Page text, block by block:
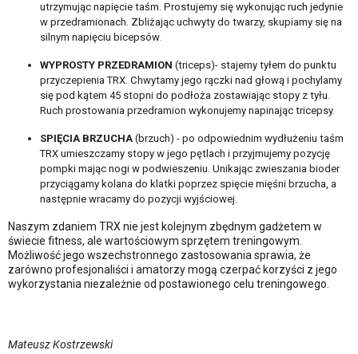
utrzymując napięcie taśm. Prostujemy się wykonując ruch jedynie
w przedramionach. Zbliżając uchwyty do twarzy, skupiamy się na
silnym napięciu bicepsów.
WYPROSTY PRZEDRAMION (triceps)- stajemy tyłem do punktu
przyczepienia TRX. Chwytamy jego rączki nad głową i pochylamy
się pod kątem 45 stopni do podłoża zostawiając stopy z tyłu.
Ruch prostowania przedramion wykonujemy napinając tricepsy.
SPIĘCIA BRZUCHA (brzuch) - po odpowiednim wydłużeniu taśm
TRX umieszczamy stopy w jego pętlach i przyjmujemy pozycję
pompki mając nogi w podwieszeniu. Unikając zwieszania bioder
przyciągamy kolana do klatki poprzez spięcie mięśni brzucha, a
następnie wracamy do pozycji wyjściowej.
Naszym zdaniem TRX nie jest kolejnym zbędnym gadżetem w
świecie fitness, ale wartościowym sprzętem treningowym.
Możliwość jego wszechstronnego zastosowania sprawia, że
zarówno profesjonaliści i amatorzy mogą czerpać korzyści z jego
wykorzystania niezależnie od postawionego celu treningowego.
Mateusz Kostrzewski